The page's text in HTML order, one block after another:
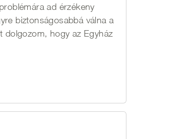
ad érzékeny
biztonságosabbá válna a
dolgozom, hogy az Egyház